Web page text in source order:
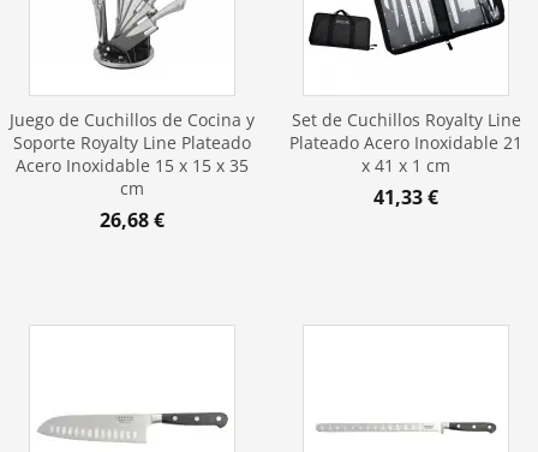
Juego de Cuchillos de Cocina y
Soporte Royalty Line Plateado
Acero Inoxidable 15 x 15 x 35
cm
26,68 €
Set de Cuchillos Royalty Line
Plateado Acero Inoxidable 21
x 41 x 1 cm
41,33 €